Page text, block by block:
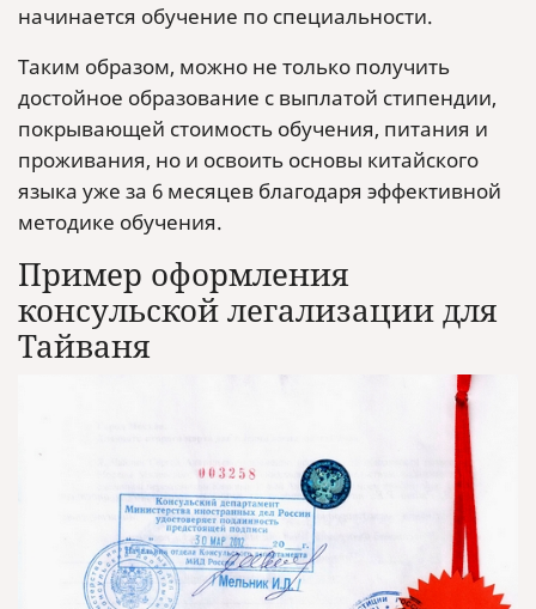
начинается обучение по специальности.
Таким образом, можно не только получить
достойное образование с выплатой стипендии,
покрывающей стоимость обучения, питания и
проживания, но и освоить основы китайского
языка уже за 6 месяцев благодаря эффективной
методике обучения.
Пример оформления
консульской легализации для
Тайваня